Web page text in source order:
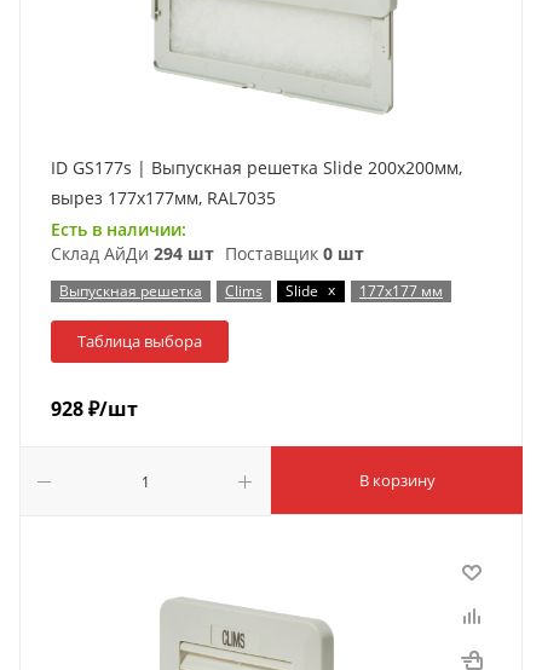
ID GS177s | Выпускная решетка Slide 200x200мм,
вырез 177х177мм, RAL7035
Есть в наличии:
Склад АйДи 294 шт Поставщик 0 шт
Выпускная решетка Clims Slide x 177x177 мм
Таблица выбора
928₽/шт
В корзину